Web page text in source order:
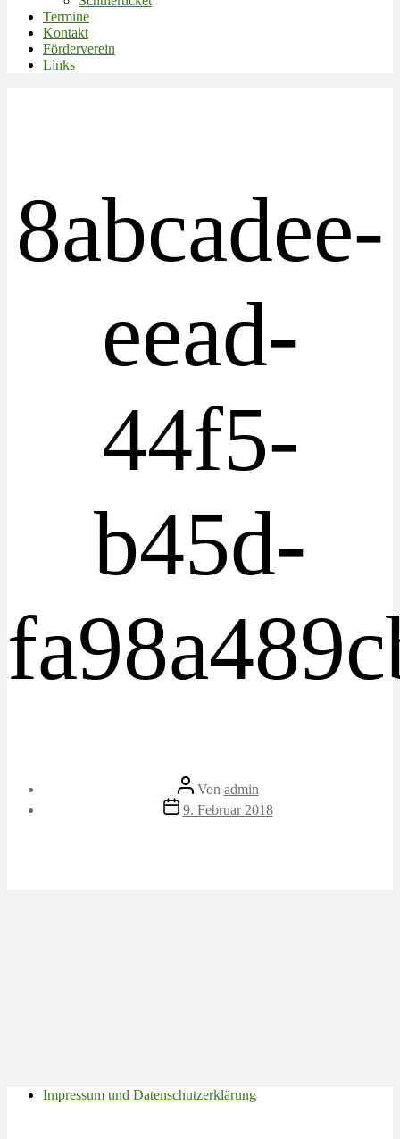
Termine
Kontakt
Förderverein
Links
8abcadee-
eead-
44f5-
b45d-
Beitragsautor
Von admin
Veröffentlichungsdatum
9. Februar 2018
Impressum und Datenschutzerklärung